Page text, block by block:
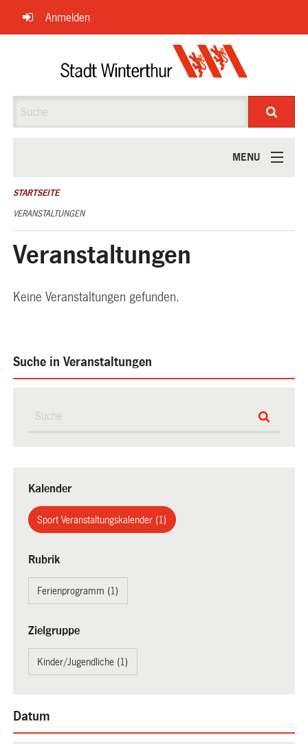
Navigation
überspringen
Anmelden
MENU
ÜBER UNS
STARTSEITE
VERANSTALTUNGEN
Veranstaltungen
Keine Veranstaltungen gefunden.
Suche in Veranstaltungen
Kalender
Sport Veranstaltungskalender (1)
Rubrik
Ferienprogramm (1)
Zielgruppe
Kinder/Jugendliche (1)
Datum